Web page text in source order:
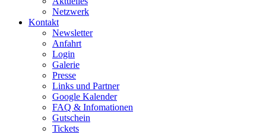
Netzwerk
Kontakt
Newsletter
Anfahrt
Login
Galerie
Presse
Links und Partner
Google Kalender
FAQ & Infomationen
Gutschein
Tickets